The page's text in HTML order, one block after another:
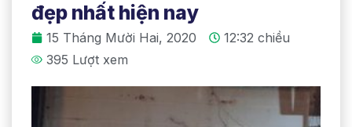
đẹp nhất hiện nay
15 Tháng Mười Hai, 2020
12:32 chiều
395 Lượt xem